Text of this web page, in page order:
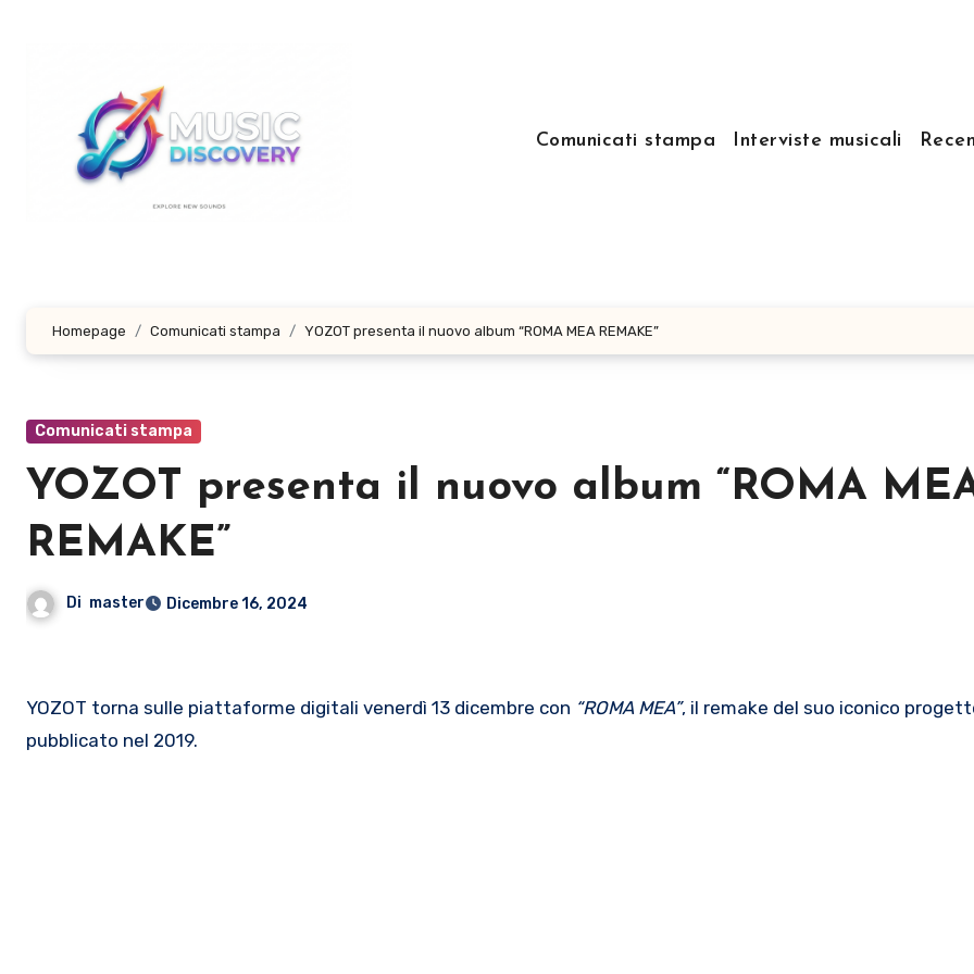
Comunicati stampa Interviste musicali
Homepage Comunicati stampa YOZOT presenta il nuovo album “ROMA MEA REMAKE”
Comunicati stampa
YOZOT presenta il nuovo album “ROMA
REMAKE”
Di master Dicembre 16, 2024
YOZOT torna sulle piattaforme digitali venerdì 13 dicembre con “ROMA MEA”, il remake del suo iconico
pubblicato nel 2019.